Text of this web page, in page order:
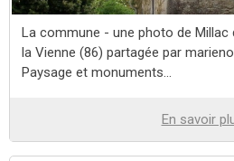
La commune - une photo de Millac
la Vienne (86) partagée par
Paysage et monuments...
En savoir